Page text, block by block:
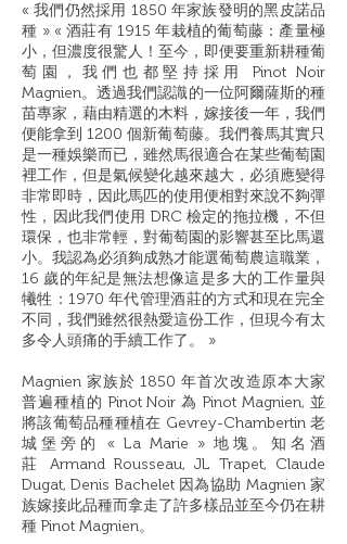
« 我們仍然採用 1850 年家族發明的黑皮諾品
種 » « 酒莊有 1915 年栽植的葡萄藤：產量極
小，但濃度很驚人！至今，即便要重新耕種葡
萄園，我們也都堅持採用 Pinot Noir
Magnien。透過我們認識的一位阿爾薩斯的種
苗專家，藉由精選的木料，嫁接後一年，我們
便能拿到 1200 個新葡萄藤。我們養馬其實只
是一種娛樂而已，雖然⾺很適合在某些葡萄園
裡工作，但是氣候變化越來越大，必須應變得
非常即時，因此馬匹的使用便相對來說不夠彈
性，因此我們使用 DRC 檢定的拖拉機，不但
環保，也非常輕，對葡萄園的影響甚至比馬還
小。我認為必須夠成熟才能選葡萄農這職業，
16 歲的年紀是無法想像這是多大的工作量與
犧牲：1970 年代管理酒莊的方式和現在完全
不同，我們雖然很熱愛這份工作，但現今有太
多令人頭痛的手續工作了。 »
Magnien 家族於1850年首次改造原本大家
普遍種植的 Pinot Noir為Pinot Magnien, 並
將該葡萄品種種植在 Gevrey-Chambertin老
城堡旁的«La Marie » 地塊。知名酒
莊 Armand Rousseau, JL Trapet, Claude
Dugat, Denis Bachelet 因為協助 Magnien家
族嫁接此品種而拿走了許多樣品並至今仍在耕
種 Pinot Magnien。